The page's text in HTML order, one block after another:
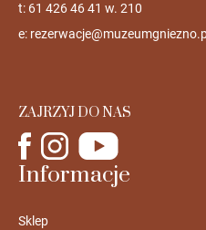
t: 61 426 46 41 w. 210
e:
ZAJRZYJ DO NAS
Informacje
Sklep